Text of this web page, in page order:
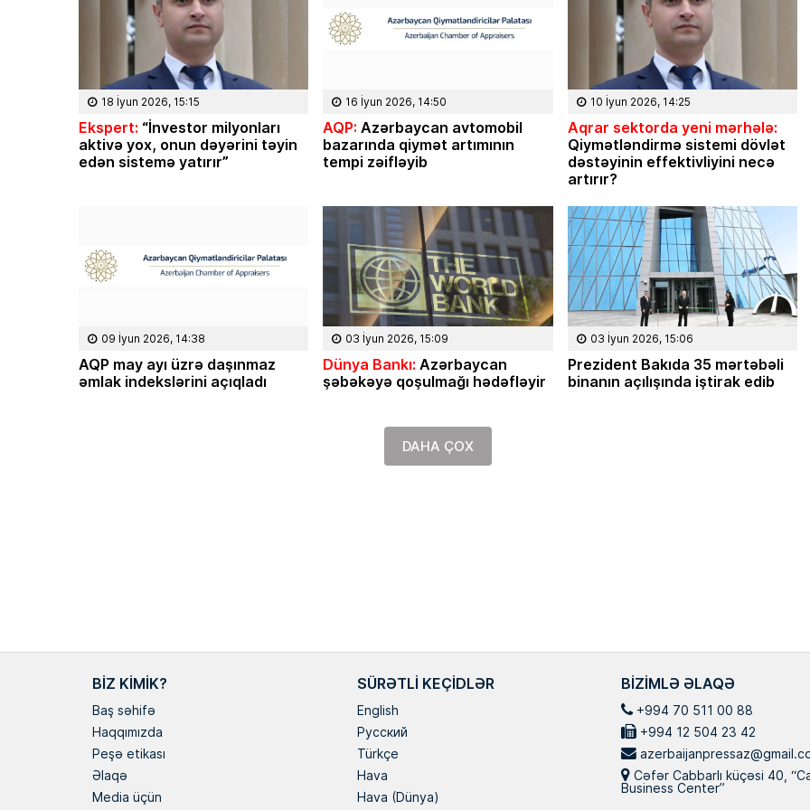
18 İyun 2026, 15:15
Ekspert: “İnvestor milyonları
aktivə yox, onun dəyərini təyin
edən sistemə yatırır”
16 İyun 2026, 14:50
AQP: Azərbaycan avtomobil
bazarında qiymət artımının
tempi zəifləyib
10 İyun 2026, 14:25
Aqrar sektorda yeni mərhələ:
Qiymətləndirmə sistemi dövlət
dəstəyinin effektivliyini necə
artırır?
09 İyun 2026, 14:38
AQP may ayı üzrə daşınmaz
əmlak indekslərini açıqladı
03 İyun 2026, 15:09
Dünya Bankı: Azərbaycan
şəbəkəyə qoşulmağı hədəfləyir
03 İyun 2026, 15:06
Prezident Bakıda 35 mərtəbəli
binanın açılışında iştirak edib
DAHA ÇOX
08 Fevral 2024,
Rəsmiyyə Sabir
Ayıq Səmədovun
təqdimatında
Masallı rayonunun Ərkivan
Universitetini iqtisadçı-
BIZ KIMIK?
Baş səhifə
Haqqımızda
Peşə etikası
Əlaqə
Media üçün
SÜRƏTLI KEÇIDLƏR
English
Русский
Türkçe
Hava
Hava (Dünya)
BIZIMLƏ ƏLAQƏ
+994 70 511 00 88
+994 12 504 23 42
Cəfər Cabbarlı küçəsi 40,
Business Center”